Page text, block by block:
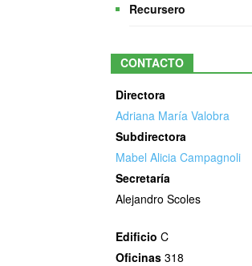
Recursero
CONTACTO
Directora
Adriana María Valobra
Subdirectora
Mabel Alicia Campagnoli
Secretaría
Alejandro Scoles
Edificio C
Oficinas 318